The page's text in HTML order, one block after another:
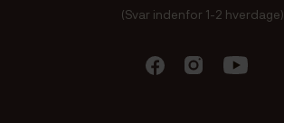
(Svar indenfor 1-2 hverdage)